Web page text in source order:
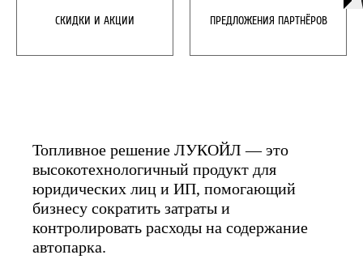
СКИДКИ И АКЦИИ ПРЕДЛОЖЕНИЯ ПАРТНЁРОВ
Топливное решение ЛУКОЙЛ — это
высокотехнологичный продукт для
юридических лиц и ИП, помогающий
бизнесу сократить затраты и
контролировать расходы на содержание
автопарка.